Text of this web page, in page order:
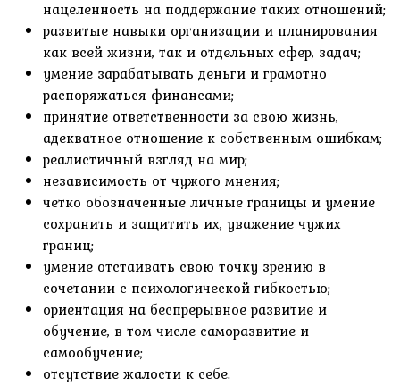
нацеленность на поддержание таких отношений;
развитые навыки организации и планирования
как всей жизни, так и отдельных сфер, задач;
умение зарабатывать деньги и грамотно
распоряжаться финансами;
принятие ответственности за свою жизнь,
адекватное отношение к собственным ошибкам;
реалистичный взгляд на мир;
независимость от чужого мнения;
четко обозначенные личные границы и умение
сохранить и защитить их, уважение чужих
границ;
умение отстаивать свою точку зрению в
сочетании с психологической гибкостью;
ориентация на беспрерывное развитие и
обучение, в том числе саморазвитие и
самообучение;
отсутствие жалости к себе.